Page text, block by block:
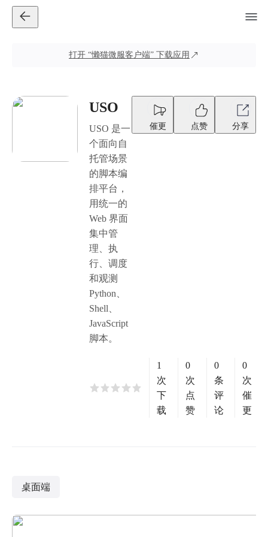
打开 “懒猫微服客户端” 下载应用
USO
USO 是一
个面向自
托管场景
的脚本编
排平台，
用统一的
Web 界面
集中管
理、执
行、调度
和观测
Python、
Shell、
JavaScript
脚本。
催更 点赞 分享
1
次
下
载
0
次
点
赞
0
条
评
论
0
次
催
更
桌面端